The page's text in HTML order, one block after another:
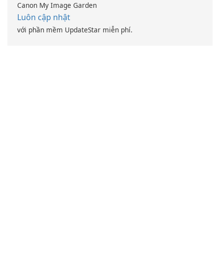
Canon My Image Garden
Luôn cập nhật
với phần mềm UpdateStar miễn phí.